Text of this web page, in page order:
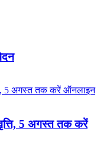
5 अगस्त तक करें